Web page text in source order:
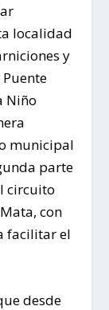
localidad
y
Niño
municipal
parte
circuito
con
facilitar el
desde